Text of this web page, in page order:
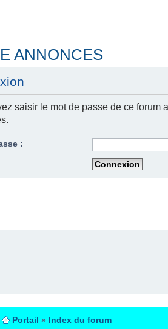
ANNONCES
saisir le mot de passe de ce forum
:
Portail » Index du forum